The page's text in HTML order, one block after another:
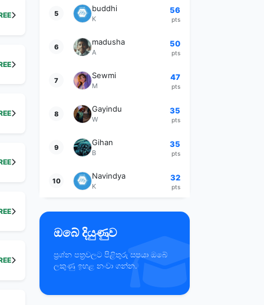
5
buddhi
K
56
pts
6
madusha
A
50
pts
7
Sewmi
M
47
pts
8
Gayindu
W
35
pts
9
Gihan
B
35
pts
10
Navindya
K
32
pts
ඔබේ දියුණුව
ප්‍රශ්න පත්‍රවලට පිළිතුරු සපයා ඔබේ
ලකුණු ඉහළ නංවා ගන්න.